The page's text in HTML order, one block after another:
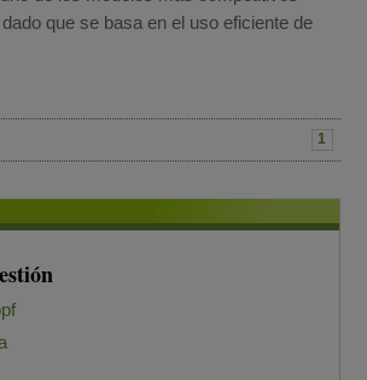
que se basa en el uso eficiente de
1